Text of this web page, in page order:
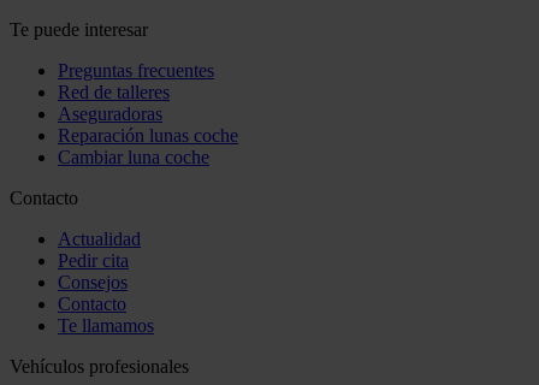
Te puede interesar
Preguntas frecuentes
Red de talleres
Aseguradoras
Reparación lunas coche
Cambiar luna coche
Contacto
Actualidad
Pedir cita
Consejos
Contacto
Te llamamos
Vehículos profesionales